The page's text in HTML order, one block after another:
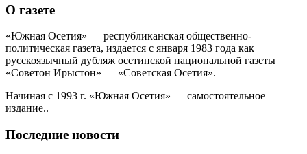
О газете
«Южная Осетия» — республиканская общественно-
политическая газета, издается с января 1983 года как
русскоязычный дубляж осетинской национальной газеты
«Советон Ирыстон» — «Советская Осетия».
Начиная с 1993 г. «Южная Осетия» — самостоятельное
издание..
Последние новости